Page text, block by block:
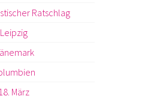
Ratschlag
Leipzig
März